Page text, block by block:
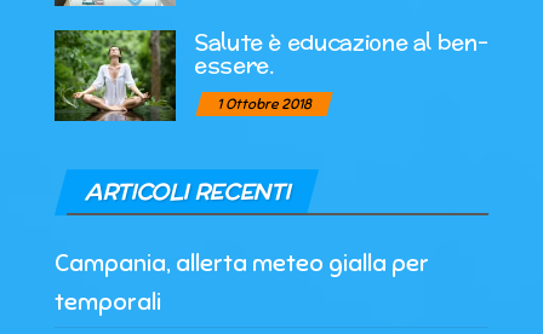
Salute è educazione al ben-
essere.
1 Ottobre 2018
ARTICOLI RECENTI
Campania, allerta meteo gialla per
temporali